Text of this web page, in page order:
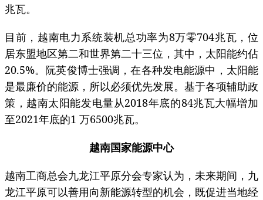
兆瓦。
目前，越南电力系统装机总功率为8万零704兆瓦，位
居东盟地区第二和世界第二十三位，其中，太阳能约佔
20.5%。阮英俊博士强调，在各种发电能源中，太阳能
是最廉价的能源，所以必须优先发展。基于各项辅助政
策，越南太阳能发电量从2018年底的84兆瓦大幅增加
至2021年底的1 万6500兆瓦。
越南国家能源中心
越南工商总会九龙江平原分会专家认为，未来期间，九
龙江平原可以善用向新能源转型的机会，既促进当地经